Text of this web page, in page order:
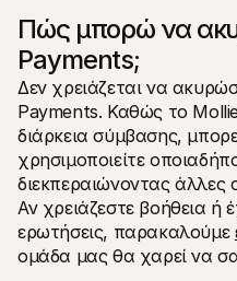
Πώς μπορώ να
Payments;
Δεν χρειάζεται να
Payments. Καθώς το
διάρκεια σύμβασης,
χρησιμοποιείτε
διεκπεραιώνοντας
Αν χρειάζεστε βοήθεια ή
ερωτήσεις, παρακαλούμε
ομάδα μας θα χαρεί να